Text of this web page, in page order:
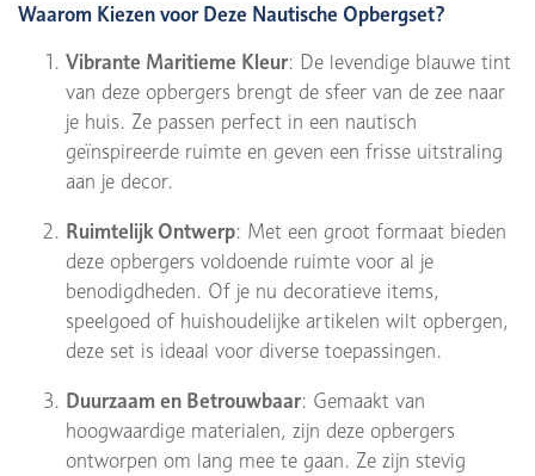
Waarom Kiezen voor Deze Nautische Opbergset?
Vibrante Maritieme Kleur: De levendige blauwe tint
van deze opbergers brengt de sfeer van de zee naar
je huis. Ze passen perfect in een nautisch
geïnspireerde ruimte en geven een frisse uitstraling
aan je decor.
Ruimtelijk Ontwerp: Met een groot formaat bieden
deze opbergers voldoende ruimte voor al je
benodigdheden. Of je nu decoratieve items,
speelgoed of huishoudelijke artikelen wilt opbergen,
deze set is ideaal voor diverse toepassingen.
Duurzaam en Betrouwbaar: Gemaakt van
hoogwaardige materialen, zijn deze opbergers
ontworpen om lang mee te gaan. Ze zijn stevig